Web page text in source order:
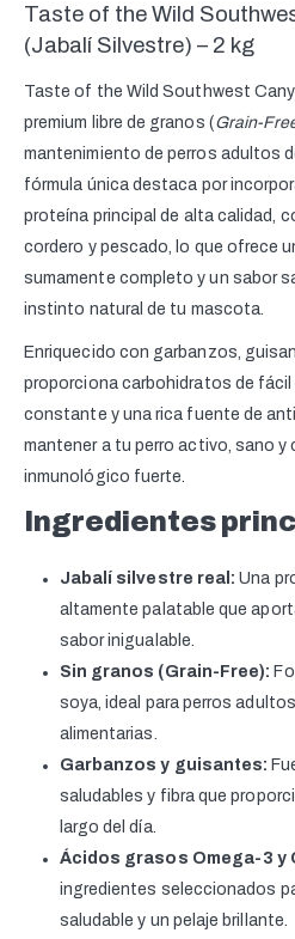
Taste of the Wild
(Jabalí Silvestre) – 2 kg
Taste of the Wild Southwest
premium libre de granos (Grain-
mantenimiento de perros adultos
fórmula única destaca por
proteína principal de alta calidad,
cordero y pescado, lo que ofrece
sumamente completo y un sabor
instinto natural de tu mascota.
Enriquecido con garbanzos,
proporciona carbohidratos de
constante y una rica fuente de
mantener a tu perro activo, sano y
inmunológico fuerte.
Ingredientes
Jabalí silvestre real: Una
altamente palatable que
sabor inigualable.
Sin granos (Grain-Free):
soya, ideal para perros
alimentarias.
Garbanzos y guisantes:
saludables y fibra que
largo del día.
Ácidos grasos Omega-3 y
ingredientes seleccionados
saludable y un pelaje brillante.